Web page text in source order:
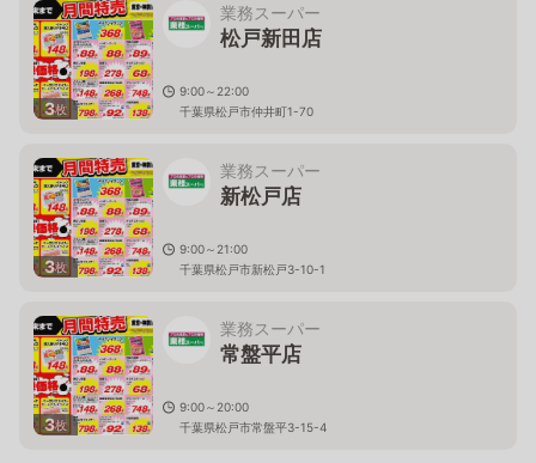
3枚
業務スーパー
松戸新田店
9:00～22:00
千葉県松戸市仲井町1-70
3枚
業務スーパー
新松戸店
9:00～21:00
千葉県松戸市新松戸3-10-1
3枚
業務スーパー
常盤平店
9:00～20:00
千葉県松戸市常盤平3-15-4